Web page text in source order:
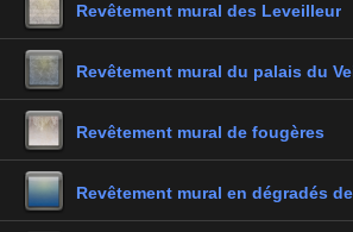
Revêtement mural des Leveilleur
Revêtement mural du palais du
Revêtement mural de fougères
Revêtement mural en dégradés